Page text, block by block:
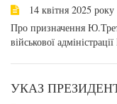
14 квітня 2025 року
Про призначення
військової
УКАЗ